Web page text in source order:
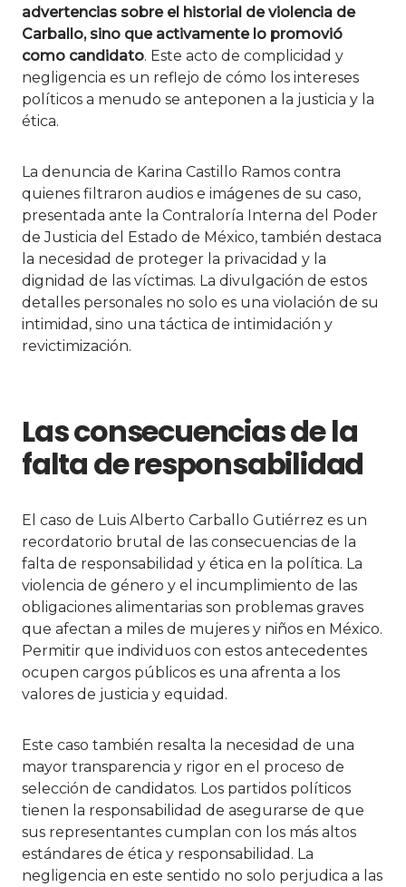
advertencias sobre el historial de violencia de
Carballo, sino que activamente lo promovió
como candidato. Este acto de complicidad y
negligencia es un reflejo de cómo los intereses
políticos a menudo se anteponen a la justicia y la
ética.
La denuncia de Karina Castillo Ramos contra
quienes filtraron audios e imágenes de su caso,
presentada ante la Contraloría Interna del Poder
de Justicia del Estado de México, también destaca
la necesidad de proteger la privacidad y la
dignidad de las víctimas. La divulgación de estos
detalles personales no solo es una violación de su
intimidad, sino una táctica de intimidación y
revictimización.
Las consecuencias de la
falta de responsabilidad
El caso de Luis Alberto Carballo Gutiérrez es un
recordatorio brutal de las consecuencias de la
falta de responsabilidad y ética en la política. La
violencia de género y el incumplimiento de las
obligaciones alimentarias son problemas graves
que afectan a miles de mujeres y niños en México.
Permitir que individuos con estos antecedentes
ocupen cargos públicos es una afrenta a los
valores de justicia y equidad.
Este caso también resalta la necesidad de una
mayor transparencia y rigor en el proceso de
selección de candidatos. Los partidos políticos
tienen la responsabilidad de asegurarse de que
sus representantes cumplan con los más altos
estándares de ética y responsabilidad. La
negligencia en este sentido no solo perjudica a las